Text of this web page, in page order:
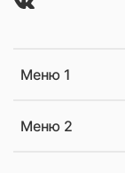
Меню 1
Меню 2